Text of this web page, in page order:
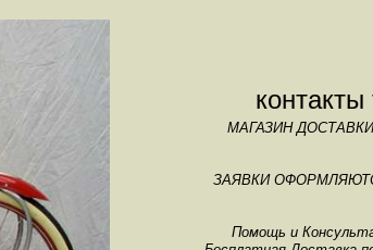
МАГАЗИН
ЗАЯВКИ
Помощь и